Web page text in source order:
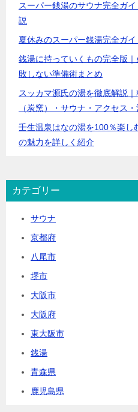
スーパー銭湯のサウナ完全ガ
説
夏休みのスーパー銭湯完全ガ
銭湯に持っていくもの完全版
敗しない準備術まとめ
スッカマ源氏の湯を徹底解説
（炭窯）・サウナ・アクセス
壬生温泉はなの湯を100％楽し
の魅力を詳しく紹介
カテゴリー
サウナ
京都府
八尾市
堺市
大阪市
大阪府
東大阪市
銭湯
青森県
鹿児島県